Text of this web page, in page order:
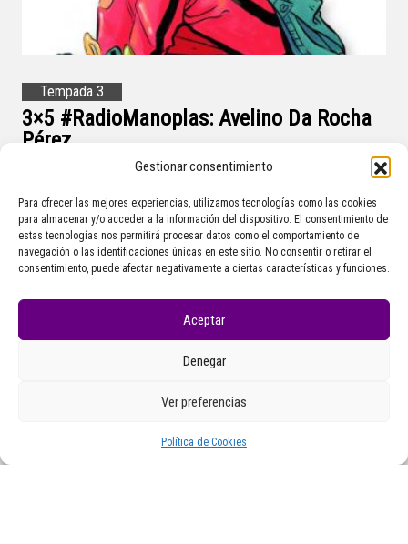
Gestionar consentimiento
Para ofrecer las mejores experiencias, utilizamos tecnologías como las cookies
para almacenar y/o acceder a la información del dispositivo. El consentimiento de
estas tecnologías nos permitirá procesar datos como el comportamiento de
navegación o las identificaciones únicas en este sitio. No consentir o retirar el
consentimiento, puede afectar negativamente a ciertas características y funciones.
Aceptar
Denegar
Ver preferencias
Política de Cookies
Tempada 3
3×5 #RadioManoplas: Avelino Da Rocha
Pérez